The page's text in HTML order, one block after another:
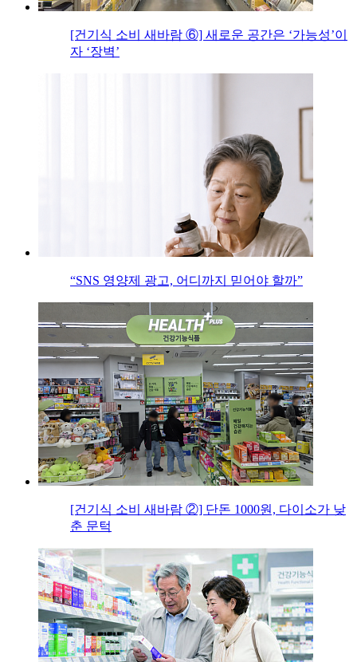
[건기식 소비 새바람 ⑥] 새로운 공간은 ‘가능성’이
자 ‘장벽’
“SNS 영양제 광고, 어디까지 믿어야 할까”
[건기식 소비 새바람 ②] 단돈 1000원, 다이소가 낮
춘 문턱